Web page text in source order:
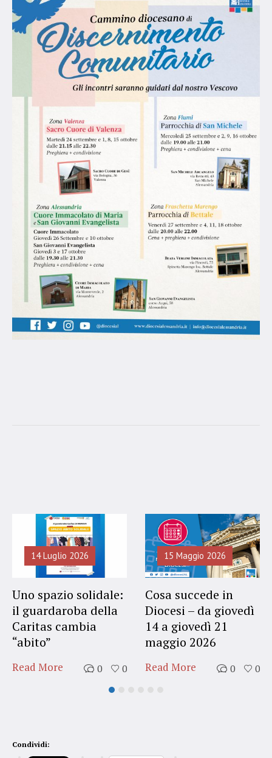
14 Luglio 2026
Uno spazio solidale:
il guardaroba della
Caritas cambia
“abito”
0 0
Read More
15 Maggio 2026
Cosa succede in
Diocesi – da giovedì
14 a giovedì 21
maggio 2026
0 0
Read More
Condividi: